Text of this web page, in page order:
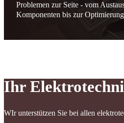
Problemen zur Seite - vom
Komponenten bis zur
Ihr
WIr unterstützen Sie bei allen